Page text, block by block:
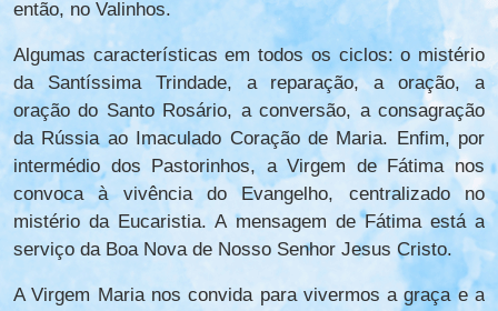
então, no Valinhos.
Algumas características em todos os ciclos: o mistério
da Santíssima Trindade, a reparação, a oração, a
oração do Santo Rosário, a conversão, a consagração
da Rússia ao Imaculado Coração de Maria. Enfim, por
intermédio dos Pastorinhos, a Virgem de Fátima nos
convoca à vivência do Evangelho, centralizado no
mistério da Eucaristia. A mensagem de Fátima está a
serviço da Boa Nova de Nosso Senhor Jesus Cristo.
A Virgem Maria nos convida para vivermos a graça e a